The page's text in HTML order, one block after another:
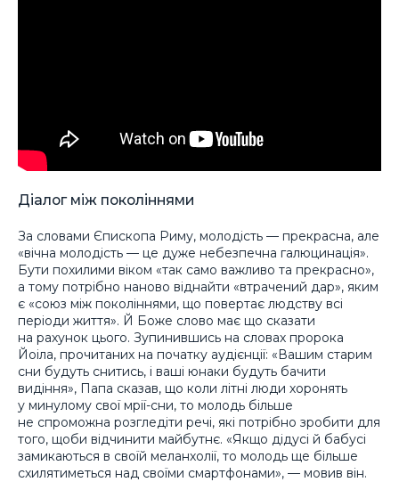
Діалог між поколіннями
За словами Єпископа Риму, молодість — прекрасна, але
«вічна молодість — це дуже небезпечна галюцинація».
Бути похилими віком «так само важливо та прекрасно»,
а тому потрібно наново віднайти «втрачений дар», яким
є «союз між поколіннями, що повертає людству всі
періоди життя». Й Боже слово має що сказати
на рахунок цього. Зупинившись на словах пророка
Йоіла, прочитаних на початку аудієнції: «Вашим старим
сни будуть снитись, і ваші юнаки будуть бачити
видіння», Папа сказав, що коли літні люди хоронять
у минулому свої мрії-сни, то молодь більше
не спроможна розгледіти речі, які потрібно зробити для
того, щоби відчинити майбутнє. «Якщо дідусі й бабусі
замикаються в своїй меланхолії, то молодь ще більше
схилятиметься над своїми смартфонами», — мовив він.